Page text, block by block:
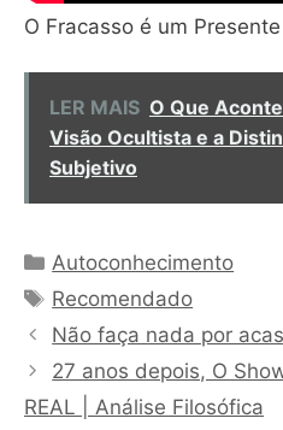
O Fracasso é um
LER MAIS O Que
Visão Ocultista e a
Subjetivo
Categorias
Autoconhecimento
Tags
Recomendado
Não faça nada por
27 anos depois, O
REAL | Análise Filosófica